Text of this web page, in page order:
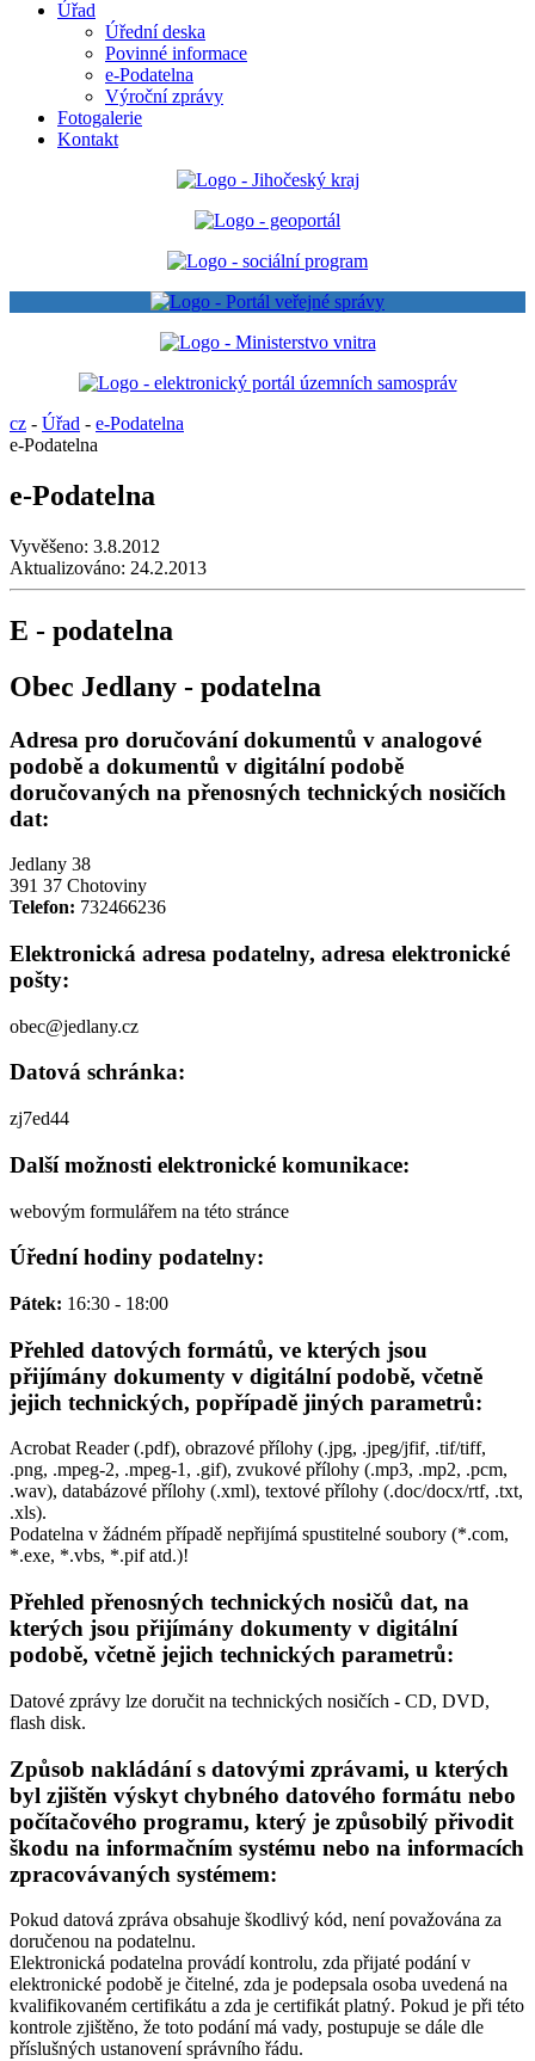
Úřad
Úřední deska
Povinné informace
e-Podatelna
Výroční zprávy
Fotogalerie
Kontakt
cz - Úřad - e-Podatelna
e-Podatelna
e-Podatelna
Vyvěšeno: 3.8.2012
Aktualizováno: 24.2.2013
E - podatelna
Obec Jedlany - podatelna
Adresa pro doručování dokumentů v analogové
podobě a dokumentů v digitální podobě
doručovaných na přenosných technických nosičích
dat:
Jedlany 38
391 37 Chotoviny
Telefon: 732466236
Elektronická adresa podatelny, adresa elektronické
pošty:
obec@jedlany.cz
Datová schránka:
zj7ed44
Další možnosti elektronické komunikace:
webovým formulářem na této stránce
Úřední hodiny podatelny:
Pátek: 16:30 - 18:00
Přehled datových formátů, ve kterých jsou
přijímány dokumenty v digitální podobě, včetně
jejich technických, popřípadě jiných parametrů:
Acrobat Reader (.pdf), obrazové přílohy (.jpg, .jpeg/jfif, .tif/tiff,
.png, .mpeg-2, .mpeg-1, .gif), zvukové přílohy (.mp3, .mp2, .pcm,
.wav), databázové přílohy (.xml), textové přílohy (.doc/docx/rtf, .txt,
.xls).
Podatelna v žádném případě nepřijímá spustitelné soubory (*.com,
*.exe, *.vbs, *.pif atd.)!
Přehled přenosných technických nosičů dat, na
kterých jsou přijímány dokumenty v digitální
podobě, včetně jejich technických parametrů:
Datové zprávy lze doručit na technických nosičích - CD, DVD,
flash disk.
Způsob nakládání s datovými zprávami, u kterých
byl zjištěn výskyt chybného datového formátu nebo
počítačového programu, který je způsobilý přivodit
škodu na informačním systému nebo na informacích
zpracovávaných systémem:
Pokud datová zpráva obsahuje škodlivý kód, není považována za
doručenou na podatelnu.
Elektronická podatelna provádí kontrolu, zda přijaté podání v
elektronické podobě je čitelné, zda je podepsala osoba uvedená na
kvalifikovaném certifikátu a zda je certifikát platný. Pokud je při této
kontrole zjištěno, že toto podání má vady, postupuje se dále dle
příslušných ustanovení správního řádu.